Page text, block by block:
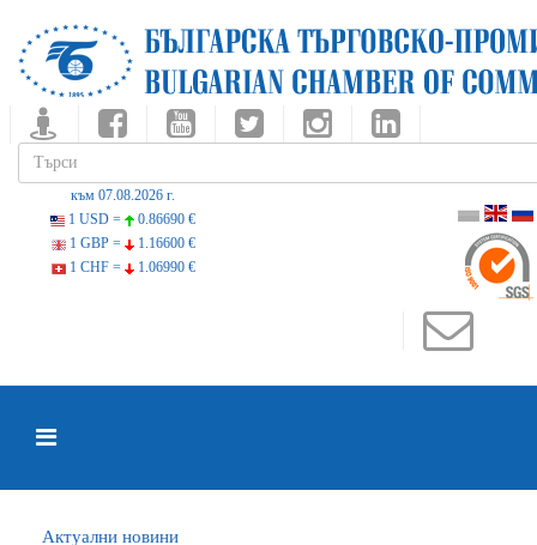
към 07.08.2026 г.
1 USD =
0.86690 €
1 GBP =
1.16600 €
1 CHF =
1.06990 €
Актуални новини